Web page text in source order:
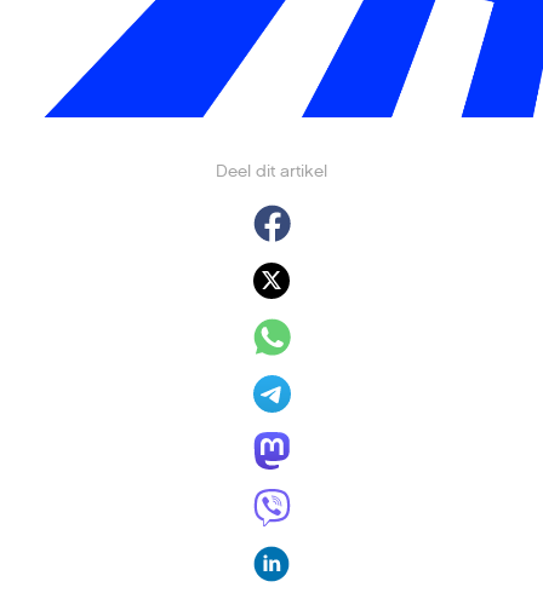
Deel dit artikel